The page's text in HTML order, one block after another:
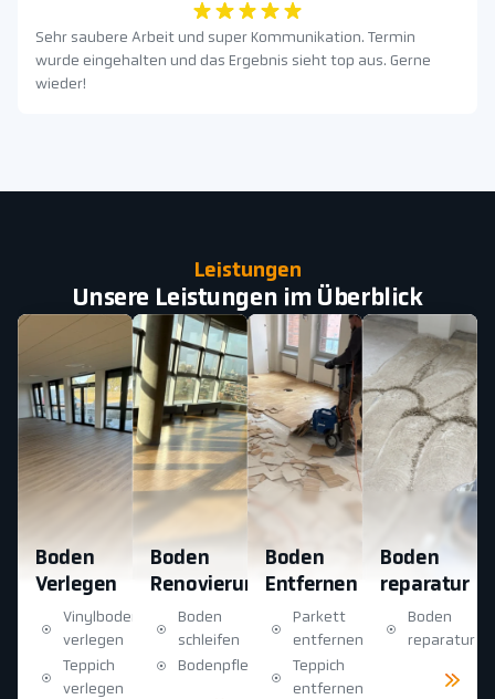
Sehr saubere Arbeit und super Kommunikation. Termin
wurde eingehalten und das Ergebnis sieht top aus. Gerne
wieder!
Leistungen
Unsere Leistungen im Überblick
Boden
Verlegen
Vinylboden
verlegen
Teppich
verlegen
Boden
Renovierung
Boden
schleifen
Bodenpflege
Boden
Entfernen
Parkett
entfernen
Teppich
entfernen
Boden
reparatur
Boden
reparatur